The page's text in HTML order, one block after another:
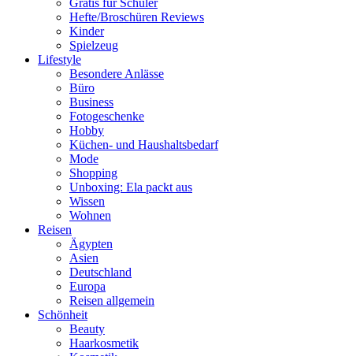
Hefte/Broschüren Reviews
Kinder
Spielzeug
Lifestyle
Besondere Anlässe
Büro
Business
Fotogeschenke
Hobby
Küchen- und Haushaltsbedarf
Mode
Shopping
Unboxing: Ela packt aus
Wissen
Wohnen
Reisen
Ägypten
Asien
Deutschland
Europa
Reisen allgemein
Schönheit
Beauty
Haarkosmetik